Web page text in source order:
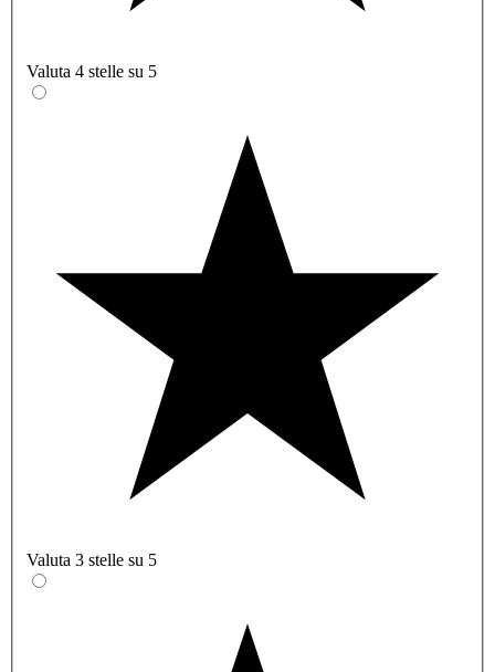
Valuta 4 stelle su 5
Valuta 3 stelle su 5